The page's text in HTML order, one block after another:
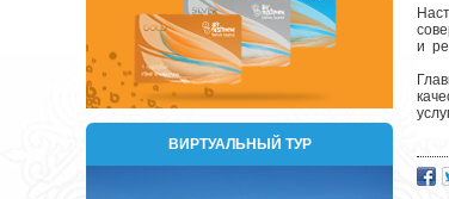
ВИРТУАЛЬНЫЙ ТУР
и